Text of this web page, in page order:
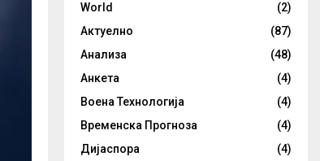
World
(2)
Актуелно
(87)
Анализа
(48)
Анкета
(4)
Воена Технологија
(4)
Временска Прогноза
(4)
Дијаспора
(4)